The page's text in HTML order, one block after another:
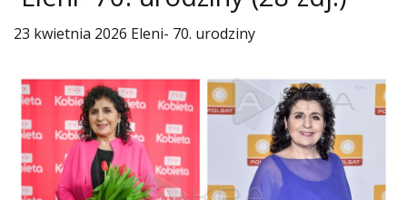
23 kwietnia 2026 Eleni- 70. urodziny